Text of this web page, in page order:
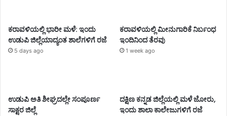
ಕರಾವಳಿಯಲ್ಲಿ ಭಾರೀ ಮಳೆ: ಇಂದು
ಉಡುಪಿ ಜಿಲ್ಲೆಯಾದ್ಯಂತ ಶಾಲೆಗಳಿಗೆ ರಜೆ
5 days ago
ಕರಾವಳಿಯಲ್ಲಿ ಮೀನುಗಾರಿಕೆ ನಿರ್ಬಂಧ
ಇಂದಿನಿಂದ ತೆರವು
1 week ago
ಉಡುಪಿ ಅತಿ ಶೀಘ್ರದಲ್ಲೇ ಸಂಪೂರ್ಣ
ಸಾಕ್ಷರ ಜಿಲ್ಲೆ
ದಕ್ಷಿಣ ಕನ್ನಡ ಜಿಲ್ಲೆಯಲ್ಲಿ ಮಳೆ ಜೋರು,
ಇಂದು ಶಾಲಾ ಕಾಲೇಜುಗಳಿಗೆ ರಜೆ